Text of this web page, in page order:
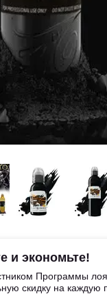
и экономьте!
Программы
скидку на каждую